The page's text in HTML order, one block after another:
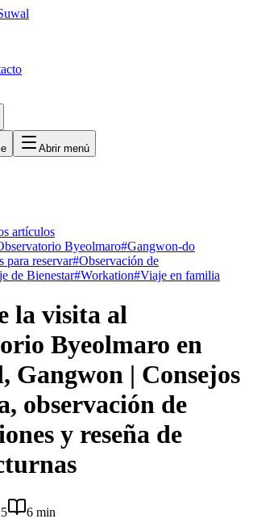
Abrir menú
artículos
Byeolmaro#Gangwon-do
para reservar#Observación de
de Bienestar#Workation#Viaje en familia
la visita al
Byeolmaro en
Gangwon | Consejos
observación de
y reseña de
6 min